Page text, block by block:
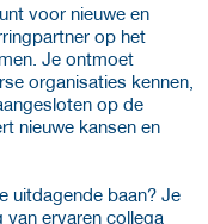
voor nieuwe en
op het
Je ontmoet
organisaties kennen,
op de
nieuwe kansen en
uitdagende baan? Je
van ervaren collega